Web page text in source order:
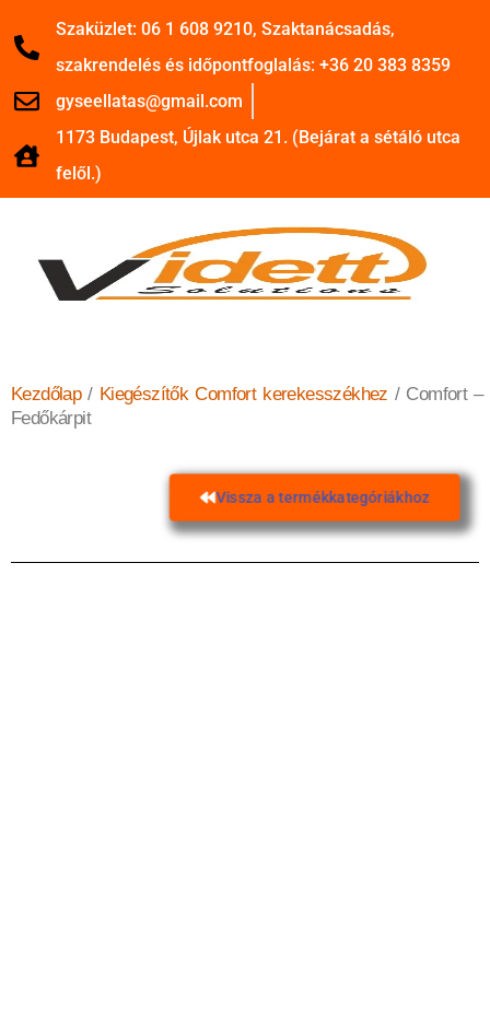
Szaküzlet: 06 1 608 9210, Szaktanácsadás,
szakrendelés és időpontfoglalás: +36 20 383 8359
gyseellatas@gmail.com
1173 Budapest, Újlak utca 21. (Bejárat a sétáló utca
felől.)
Kezdőlap/ Kiegészítők Comfort kerekesszékhez / Comfort –
Fedőkárpit
Vissza a termékkategóriákhoz